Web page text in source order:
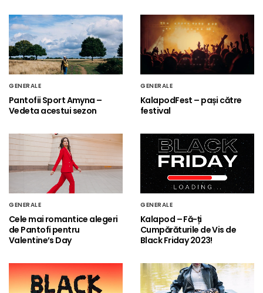
GENERALE
Pantofii Sport Amyna –
Vedeta acestui sezon
GENERALE
KalapodFest – pași către
festival
GENERALE
Cele mai romantice alegeri
de Pantofi pentru
Valentine’s Day
GENERALE
Kalapod – Fă-ți
Cumpărăturile de Vis de
Black Friday 2023!